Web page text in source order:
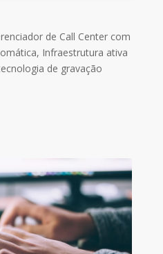
de Call Center com
Infraestrutura ativa
de gravação